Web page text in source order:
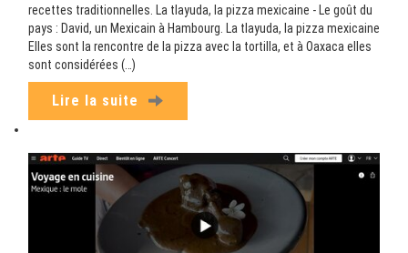
recettes traditionnelles. La tlayuda, la pizza mexicaine - Le goût du
pays : David, un Mexicain à Hambourg. La tlayuda, la pizza mexicaine
Elles sont la rencontre de la pizza avec la tortilla, et à Oaxaca elles
sont considérées (…)
Lire la suite